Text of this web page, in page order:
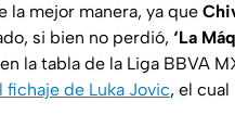
mejor manera, ya que
si bien no perdió, ‘La
la tabla de la Liga BBVA
de Luka Jovic, el